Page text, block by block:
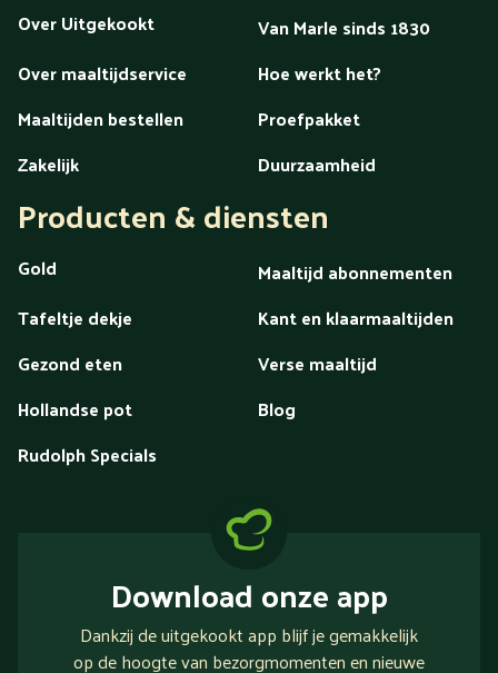
Over Uitgekookt
Van Marle sinds 1830
Over maaltijdservice
Hoe werkt het?
Maaltijden bestellen
Proefpakket
Zakelijk
Duurzaamheid
Producten & diensten
Gold
Maaltijd abonnementen
Tafeltje dekje
Kant en klaarmaaltijden
Gezond eten
Verse maaltijd
Hollandse pot
Blog
Rudolph Specials
Download onze app
Dankzij de uitgekookt app blijf je gemakkelijk
op de hoogte van bezorgmomenten en nieuwe